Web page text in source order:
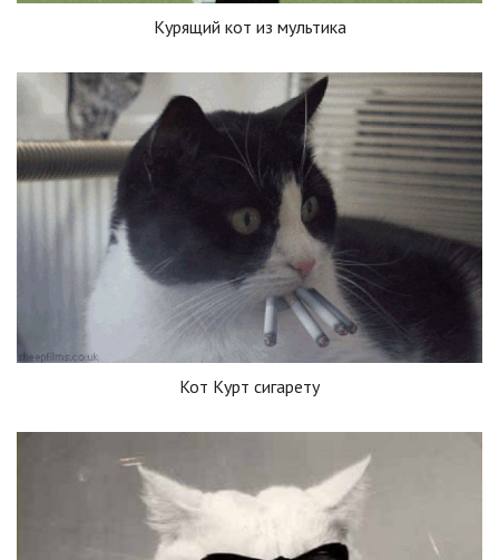
Курящий кот из мультика
Кот Курт сигарету